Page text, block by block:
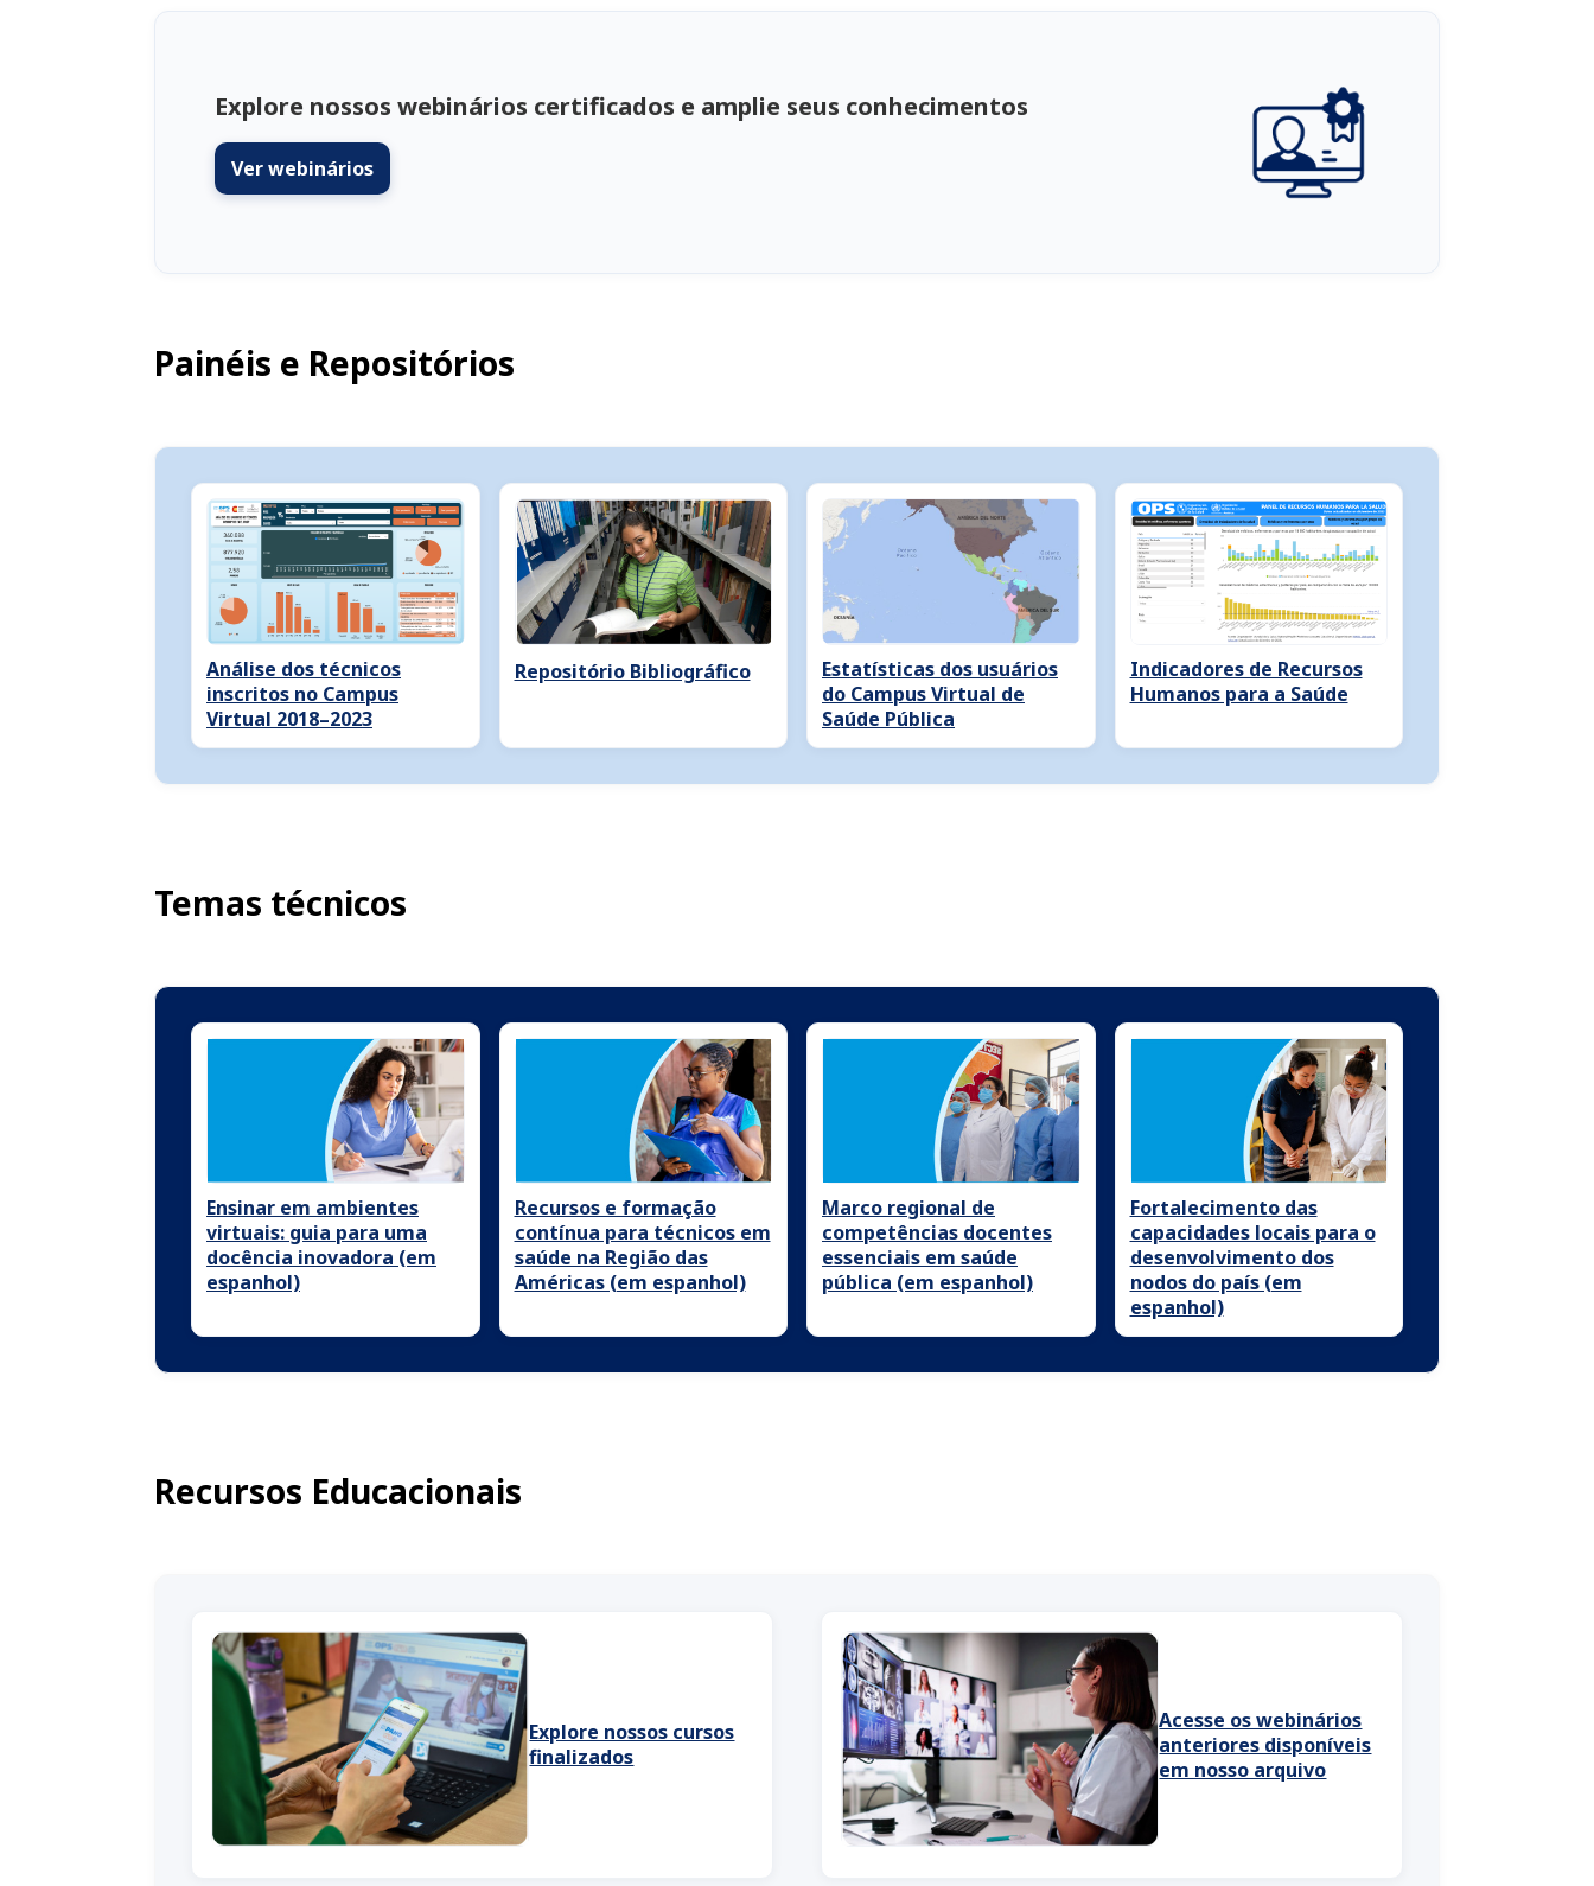
Explore nossos webinários certificados e amplie seus conhecimentos
Ver webinários
Painéis e Repositórios
Análise dos técnicos
inscritos no Campus
Virtual 2018–2023
Repositório Bibliográfico
Estatísticas dos usuários
do Campus Virtual de
Saúde Pública
Indicadores de Recursos
Humanos para a Saúde
Temas técnicos
Ensinar em ambientes
virtuais: guia para uma
docência inovadora (em
espanhol)
Recursos e formação
contínua para técnicos em
saúde na Região das
Américas (em espanhol)
Marco regional de
competências docentes
essenciais em saúde
pública (em espanhol)
Fortalecimento das
capacidades locais para o
desenvolvimento dos
nodos do país (em
espanhol)
Recursos Educacionais
Explore nossos cursos
finalizados
Acesse os webinários
anteriores disponíveis
em nosso arquivo